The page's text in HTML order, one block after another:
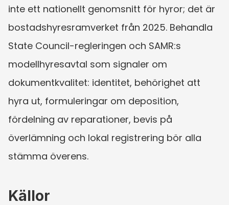
inte ett nationellt genomsnitt för hyror; det är
bostadshyresramverket från 2025. Behandla
State Council-regleringen och SAMR:s
modellhyresavtal som signaler om
dokumentkvalitet: identitet, behörighet att
hyra ut, formuleringar om deposition,
fördelning av reparationer, bevis på
överlämning och lokal registrering bör alla
stämma överens.
Källor